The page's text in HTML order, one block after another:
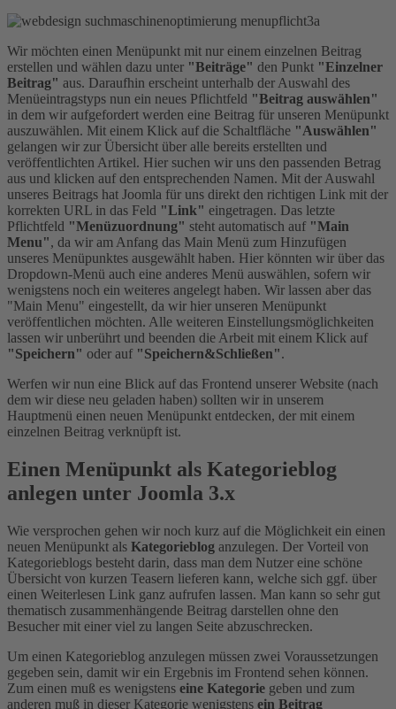
Wir möchten einen Menüpunkt mit nur einem einzelnen Beitrag
erstellen und wählen dazu unter "Beiträge" den Punkt "Einzelner
Beitrag" aus. Daraufhin erscheint unterhalb der Auswahl des
Menüeintragstyps nun ein neues Pflichtfeld "Beitrag auswählen"
in dem wir aufgefordert werden eine Beitrag für unseren Menüpunkt
auszuwählen. Mit einem Klick auf die Schaltfläche "Auswählen"
gelangen wir zur Übersicht über alle bereits erstellten und
veröffentlichten Artikel. Hier suchen wir uns den passenden Betrag
aus und klicken auf den entsprechenden Namen. Mit der Auswahl
unseres Beitrags hat Joomla für uns direkt den richtigen Link mit der
korrekten URL in das Feld "Link" eingetragen. Das letzte
Pflichtfeld "Menüzuordnung" steht automatisch auf "Main
Menu", da wir am Anfang das Main Menü zum Hinzufügen
unseres Menüpunktes ausgewählt haben. Hier könnten wir über das
Dropdown-Menü auch eine anderes Menü auswählen, sofern wir
wenigstens noch ein weiteres angelegt haben. Wir lassen aber das
"Main Menu" eingestellt, da wir hier unseren Menüpunkt
veröffentlichen möchten. Alle weiteren Einstellungsmöglichkeiten
lassen wir unberührt und beenden die Arbeit mit einem Klick auf
"Speichern" oder auf "Speichern&Schließen".
Werfen wir nun eine Blick auf das Frontend unserer Website (nach
dem wir diese neu geladen haben) sollten wir in unserem
Hauptmenü einen neuen Menüpunkt entdecken, der mit einem
einzelnen Beitrag verknüpft ist.
Einen Menüpunkt als Kategorieblog
anlegen unter Joomla 3.x
Wie versprochen gehen wir noch kurz auf die Möglichkeit ein einen
neuen Menüpunkt als Kategorieblog anzulegen. Der Vorteil von
Kategorieblogs besteht darin, dass man dem Nutzer eine schöne
Übersicht von kurzen Teasern lieferen kann, welche sich ggf. über
einen Weiterlesen Link ganz aufrufen lassen. Man kann so sehr gut
thematisch zusammenhängende Beitrag darstellen ohne den
Besucher mit einer viel zu langen Seite abzuschrecken.
Um einen Kategorieblog anzulegen müssen zwei Voraussetzungen
gegeben sein, damit wir ein Ergebnis im Frontend sehen können.
Zum einen muß es wenigstens eine Kategorie geben und zum
anderen muß in dieser Kategorie wenigstens ein Beitrag